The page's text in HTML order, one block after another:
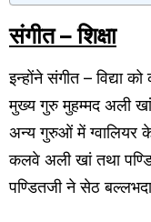
संगीत – शिक्षा
इन्होंने संगीत – विद्या
मुख्य गुरु मुहम्मद अली
अन्य गुरुओं में ग्वालियर
कलवे अली खां तथा
पण्डितजी ने सेठ